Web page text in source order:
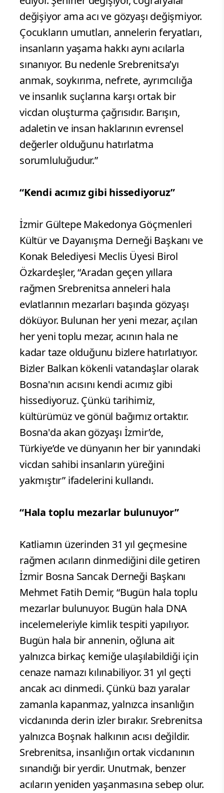
değişiyor ama acı ve gözyaşı değişmiyor.
Çocukların umutları, annelerin feryatları,
insanların yaşama hakkı aynı acılarla
sınanıyor. Bu nedenle Srebrenitsa’yı
anmak, soykırıma, nefrete, ayrımcılığa
ve insanlık suçlarına karşı ortak bir
vicdan oluşturma çağrısıdır. Barışın,
adaletin ve insan haklarının evrensel
değerler olduğunu hatırlatma
sorumluluğudur.”
“Kendi acımız gibi hissediyoruz”
İzmir Gültepe Makedonya Göçmenleri
Kültür ve Dayanışma Derneği Başkanı ve
Konak Belediyesi Meclis Üyesi Birol
Özkardeşler, “Aradan geçen yıllara
rağmen Srebrenitsa anneleri hala
evlatlarının mezarları başında gözyaşı
döküyor. Bulunan her yeni mezar, açılan
her yeni toplu mezar, acının hala ne
kadar taze olduğunu bizlere hatırlatıyor.
Bizler Balkan kökenli vatandaşlar olarak
Bosna'nın acısını kendi acımız gibi
hissediyoruz. Çünkü tarihimiz,
kültürümüz ve gönül bağımız ortaktır.
Bosna'da akan gözyaşı İzmir’de,
Türkiye’de ve dünyanın her bir yanındaki
vicdan sahibi insanların yüreğini
yakmıştır” ifadelerini kullandı.
“Hala toplu mezarlar bulunuyor”
Katliamın üzerinden 31 yıl geçmesine
rağmen acıların dinmediğini dile getiren
İzmir Bosna Sancak Derneği Başkanı
Mehmet Fatih Demir, “Bugün hala toplu
mezarlar bulunuyor. Bugün hala DNA
incelemeleriyle kimlik tespiti yapılıyor.
Bugün hala bir annenin, oğluna ait
yalnızca birkaç kemiğe ulaşılabildiği için
cenaze namazı kılınabiliyor. 31 yıl geçti
ancak acı dinmedi. Çünkü bazı yaralar
zamanla kapanmaz, yalnızca insanlığın
vicdanında derin izler bırakır. Srebrenitsa
yalnızca Boşnak halkının acısı değildir.
Srebrenitsa, insanlığın ortak vicdanının
sınandığı bir yerdir. Unutmak, benzer
acıların yeniden yaşanmasına sebep olur.